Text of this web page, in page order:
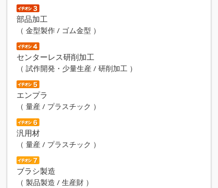
部品加工
（ 金型製作 / ゴム金型 ）
センターレス研削加工
（ 試作開発・少量生産 / 研削加工 ）
エンプラ
（ 量産 / プラスチック ）
汎用材
（ 量産 / プラスチック ）
ブラシ製造
（ 製品製造 / 生産財 ）